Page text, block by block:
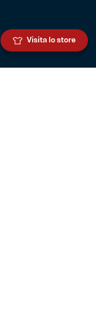
Visita lo store